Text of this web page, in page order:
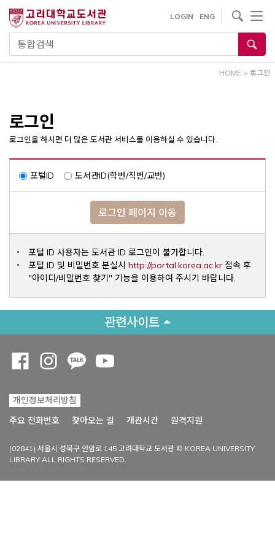
건
통합검색
LOGIN ENG
사이트내 검색
HOME > 로그인
로그인
로그인을 하시면 더 많은 도서관 서비스를 이용하실 수 있습니다.
포털ID 도서관ID(학번/직번/교번)
로그인 페이지 이동
포털 ID 사용자는 도서관 ID 로그인이 불가합니다.
포털 ID 및 비밀번호 분실시 http://portal.korea.ac.krOpens a
접속 후
"아이디/비밀번호 찾기" 기능을 이용하여 주시기 바랍니다.
관련사이트
개인정보처리방침
주요 전화번호
찾아오는 길 개관시간 원격지원
(02841) 서울시 성북구 안암로 145 고려대학교 도서관 © KOREA UNIVERSITY
LIBRARY ALL RIGHTS RESERVED.
Opens a new window
Opens a new window
Opens a new window